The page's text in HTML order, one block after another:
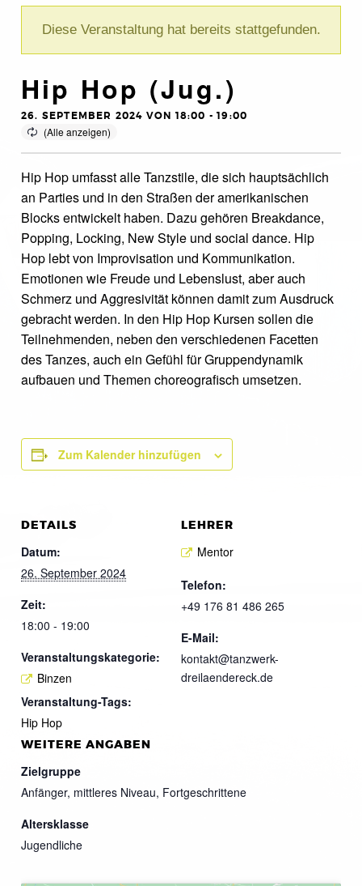
Diese Veranstaltung hat bereits stattgefunden.
Hip Hop (Jug.)
26. SEPTEMBER 2024 VON 18:00 -19:00
Hip Hop umfasst alle Tanzstile, die sich hauptsächlich
an Parties und in den Straßen der amerikanischen
Blocks entwickelt haben. Dazu gehören Breakdance,
Popping, Locking, New Style und social dance. Hip
Hop lebt von Improvisation und Kommunikation.
Emotionen wie Freude und Lebenslust, aber auch
Schmerz und Aggresivität können damit zum Ausdruck
gebracht werden. In den Hip Hop Kursen sollen die
Teilnehmenden, neben den verschiedenen Facetten
des Tanzes, auch ein Gefühl für Gruppendynamik
aufbauen und Themen choreografisch umsetzen.
Zum Kalender hinzufügen
DETAILS
Datum:
26. September 2024
Zeit:
18:00 - 19:00
Veranstaltungskategorie:
Binzen
Veranstaltung-Tags:
Hip Hop
LEHRER
Mentor
Telefon:
+49 176 81 486 265
E-Mail:
kontakt@tanzwerk-
dreilaendereck.de
WEITERE ANGABEN
Zielgruppe
Anfänger, mittleres Niveau, Fortgeschrittene
Altersklasse
Jugendliche